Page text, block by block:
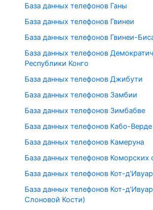
База данных телефонов Ганы
База данных телефонов Гвинеи
База данных телефонов Гвинеи-
База данных телефонов
Республики Конго
База данных телефонов Джибути
База данных телефонов Замбии
База данных телефонов Зимбабве
База данных телефонов Кабо-Верде
База данных телефонов Камеруна
База данных телефонов Коморских
База данных телефонов Кот-
База данных телефонов Кот-
Слоновой Кости)